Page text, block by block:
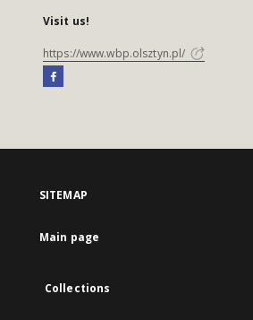
Visit us!
https://www.wbp.olsztyn.pl/
SITEMAP
Main page
Collections